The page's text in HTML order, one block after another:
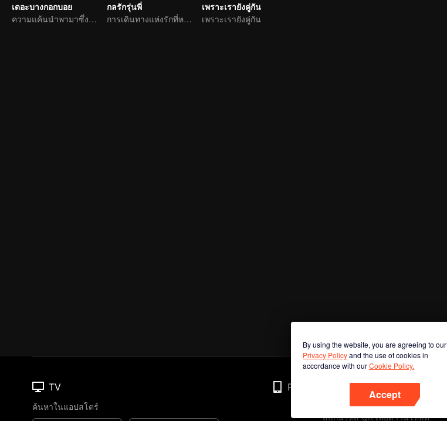
เดอะบางกอกบอย
ความแค้นนำพามาซึ่งความรัก
กลรักรุ่นพี่
การเดินทางแห่งรักที่หวานขม
เพราะเรายังคู่กัน
เพราะเรายังคู่กัน
By using the website, you are agreeing to our
Privacy Policyand the use of cookies in
accordance with ourCookie Policy.
Accept
TV
ค้นหาในแอปสโตร์
Phone
สแกนรหัส QR เพื่อดาวน์โหลด